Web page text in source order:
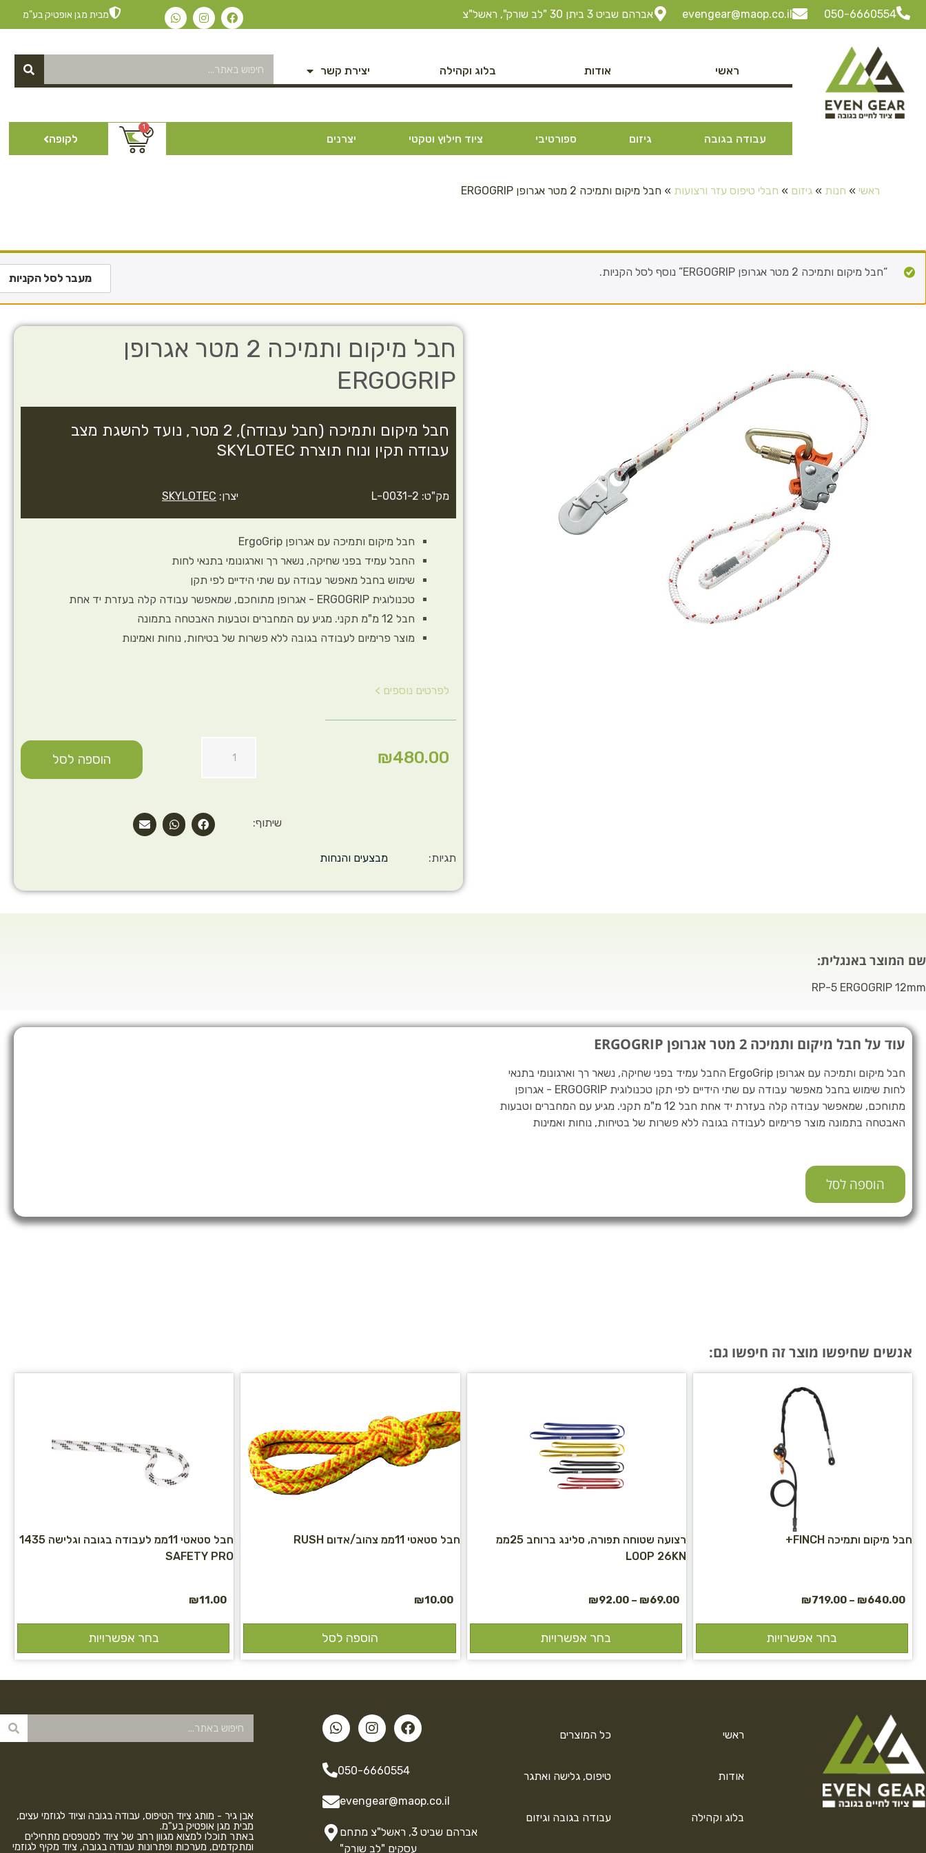
050-6660554
evengear@maop.co.il אברהם שביט 3 ביתן 30 "לב שורק", ראשל"צ מבית מגן אופטיק בע"מ
ראשי אודות בלוג וקהילה יצירת קשר
עבודה בגובה גיזום ספורטיבי ציוד חילוץ וטקטי יצרנים
1
לקופה
ראשי » חנות » גיזום » חבלי טיפוס עזר ורצועות » חבל מיקום ותמיכה 2 מטר אגרופן ERGOGRIP
“חבל מיקום ותמיכה 2 מטר אגרופן ERGOGRIP” נוסף לסל הקניות. מעבר לסל הקניות
חבל מיקום ותמיכה 2 מטר אגרופן
ERGOGRIP
חבל מיקום ותמיכה (חבל עבודה), 2 מטר, נועד להשגת מצב
עבודה תקין ונוח תוצרת SKYLOTEC
מק"ט: L-0031-2 יצרן: SKYLOTEC
חבל מיקום ותמיכה עם אגרופן ErgoGrip
החבל עמיד בפני שחיקה, נשאר רך וארגונומי בתנאי לחות
שימוש בחבל מאפשר עבודה עם שתי הידיים לפי תקן
טכנולוגית ERGOGRIP - אגרופן מתוחכם, שמאפשר עבודה קלה בעזרת יד אחת
חבל 12 מ"מ תקני. מגיע עם המחברים וטבעות האבטחה בתמונה
מוצר פרימיום לעבודה בגובה ללא פשרות של בטיחות, נוחות ואמינות
לפרטים נוספים >
הוספה לסל ₪480.00
שיתוף:
תגיות: מבצעים והנחות
שם המוצר באנגלית:
RP-5 ERGOGRIP 12mm
עוד על חבל מיקום ותמיכה 2 מטר אגרופן ERGOGRIP
חבל מיקום ותמיכה עם אגרופן ErgoGrip החבל עמיד בפני שחיקה, נשאר רך וארגונומי בתנאי
לחות שימוש בחבל מאפשר עבודה עם שתי הידיים לפי תקן טכנולוגית ERGOGRIP - אגרופן
מתוחכם, שמאפשר עבודה קלה בעזרת יד אחת חבל 12 מ"מ תקני. מגיע עם המחברים וטבעות
האבטחה בתמונה מוצר פרימיום לעבודה בגובה ללא פשרות של בטיחות, נוחות ואמינות
הוספה לסל
אנשים שחיפשו מוצר זה חיפשו גם:
חבל מיקום ותמיכה FINCH+
₪640.00
–
₪719.00
בחר אפשרויות
רצועה שטוחה תפורה, סלינג ברוחב 25ממ
LOOP 26KN
₪69.00
–
₪92.00
בחר אפשרויות
חבל סטאטי 11ממ צהוב/אדום RUSH
₪10.00
הוספה לסל
חבל סטאטי 11ממ לעבודה בגובה וגלישה 1435
SAFETY PRO
₪11.00
בחר אפשרויות
ראשי
אודות
בלוג וקהילה
כל המוצרים
טיפוס, גלישה ואתגר
עבודה בגובה וגיזום
050-6660554
evengear@maop.co.il
אברהם שביט 3, ראשל"צ מתחם
עסקים "לב שורק"
אבן גיר - מותג ציוד הטיפוס, עבודה בגובה וציוד לגוזמי עצים,
מבית מגן אופטיק בע"מ.
באתר תוכלו למצוא מגוון רחב של ציוד למטפסים מתחילים
ומתקדמים, מערכות ופתרונות עבודה בגובה, ציוד מקיף לגוזמי